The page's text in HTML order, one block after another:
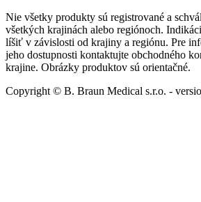
Nie všetky produkty sú registrované a
všetkých krajinách alebo regiónoch.
líšiť v závislosti od krajiny a regiónu. Pre
jeho dostupnosti kontaktujte obchodného
krajine. Obrázky produktov sú orientačné.
Copyright © B. Braun Medical s.r.o. -